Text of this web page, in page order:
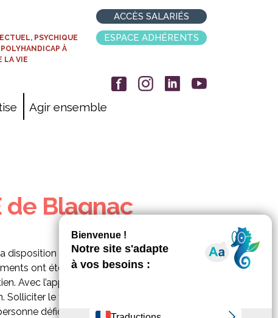
PSYCHIQUE
À
LA VIE
ACCÈS SALARIÉS
ESPACE ADHÉRENTS
Agir ensemble
de Blagnac
disposition des enfants et des
ont été financés par la mairie de
Avec l’approche multisensorielle,
le toucher, l’odorat ou la vue
déficiente intellectuelle ou autiste.